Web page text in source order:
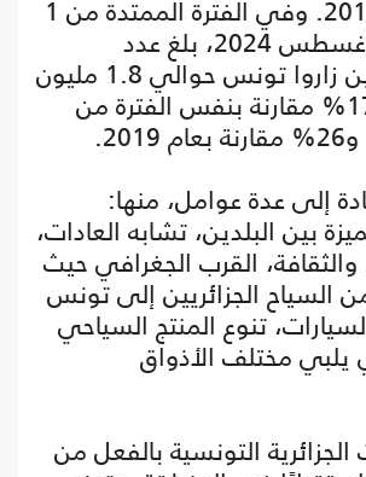
مقارنة بعام 2019. وفي الفترة الممتدة من 1
يناير إلى 10 أغسطس 2024، بلغ عدد
الجزائريين الذين زاروا تونس حوالي 1.8 مليون
سائح، بزيادة 17% مقارنة بنفس الفترة من
إلى عدة عوامل، منها:
بين البلدين، تشابه العادات،
والثقافة، القرب الجغرافي حيث
94% من السياح الجزائريين إلى تونس
تنوع المنتج السياحي
يلبي مختلف الأذواق
التونسية بالفعل من